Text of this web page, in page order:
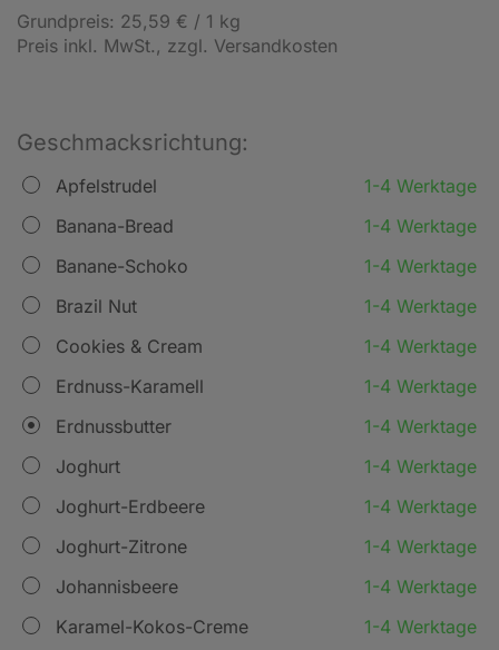
Grundpreis: 25,59 € / 1 kg
Preis inkl. MwSt., zzgl. Versandkosten
Geschmacksrichtung:
Apfelstrudel
1-4 Werktage
Banana-Bread
1-4 Werktage
Banane-Schoko
1-4 Werktage
Brazil Nut
1-4 Werktage
Cookies & Cream
1-4 Werktage
Erdnuss-Karamell
1-4 Werktage
Erdnussbutter
1-4 Werktage
Joghurt
1-4 Werktage
Joghurt-Erdbeere
1-4 Werktage
Joghurt-Zitrone
1-4 Werktage
Johannisbeere
1-4 Werktage
Karamel-Kokos-Creme
1-4 Werktage